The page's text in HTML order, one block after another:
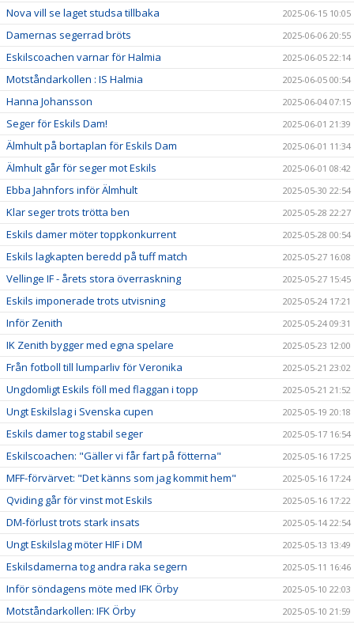
Nova vill se laget studsa tillbaka 2025-06-15 10:05
Damernas segerrad bröts 2025-06-06 20:55
Eskilscoachen varnar för Halmia 2025-06-05 22:14
Motståndarkollen : IS Halmia 2025-06-05 00:54
Hanna Johansson 2025-06-04 07:15
Seger för Eskils Dam! 2025-06-01 21:39
Älmhult på bortaplan för Eskils Dam 2025-06-01 11:34
Älmhult går för seger mot Eskils 2025-06-01 08:42
Ebba Jahnfors inför Älmhult 2025-05-30 22:54
Klar seger trots trötta ben 2025-05-28 22:27
Eskils damer möter toppkonkurrent 2025-05-28 00:54
Eskils lagkapten beredd på tuff match 2025-05-27 16:08
Vellinge IF - årets stora överraskning 2025-05-27 15:45
Eskils imponerade trots utvisning 2025-05-24 17:21
Inför Zenith 2025-05-24 09:31
IK Zenith bygger med egna spelare 2025-05-23 12:00
Från fotboll till lumparliv för Veronika 2025-05-21 23:02
Ungdomligt Eskils föll med flaggan i topp 2025-05-21 21:52
Ungt Eskilslag i Svenska cupen 2025-05-19 20:18
Eskils damer tog stabil seger 2025-05-17 16:54
Eskilscoachen: "Gäller vi får fart på fötterna" 2025-05-16 17:25
MFF-förvärvet: "Det känns som jag kommit hem" 2025-05-16 17:24
Qviding går för vinst mot Eskils 2025-05-16 17:22
DM-förlust trots stark insats 2025-05-14 22:54
Ungt Eskilslag möter HIF i DM 2025-05-13 13:49
Eskilsdamerna tog andra raka segern 2025-05-11 16:46
Inför söndagens möte med IFK Örby 2025-05-10 22:03
Motståndarkollen: IFK Örby 2025-05-10 21:59